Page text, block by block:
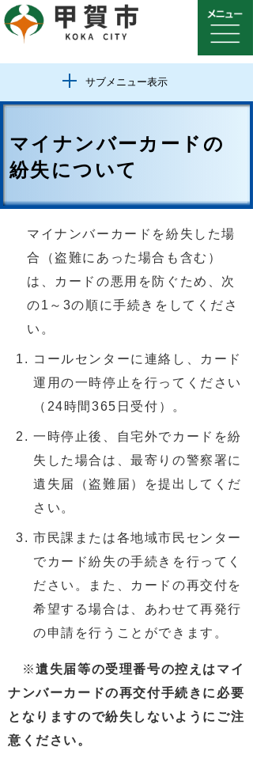
サブメニュー表示
マイナンバーカードの
紛失について
マイナンバーカードを紛失した場
合（盗難にあった場合も含む）
は、カードの悪用を防ぐため、次
の1～3の順に手続きをしてくださ
い。
コールセンターに連絡し、カード
運用の一時停止を行ってください
（24時間365日受付）。
一時停止後、自宅外でカードを紛
失した場合は、最寄りの警察署に
遺失届（盗難届）を提出してくだ
さい。
市民課または各地域市民センター
でカード紛失の手続きを行ってく
ださい。また、カードの再交付を
希望する場合は、あわせて再発行
の申請を行うことができます。
※遺失届等の受理番号の控えはマイ
ナンバーカードの再交付手続きに必要
となりますので紛失しないようにご注
意ください。